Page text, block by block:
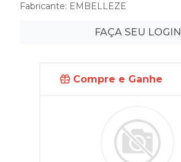
Fabricante: EMBELLEZE
FAÇA SEU LOGIN
Compre e Ganhe